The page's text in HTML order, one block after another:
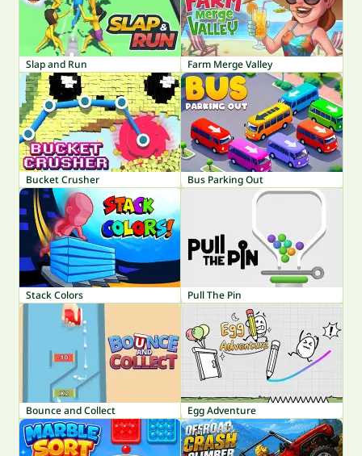
Slap and Run Farm Merge Valley
Bucket Crusher Bus Parking Out
Stack Colors Pull The Pin
Bounce and Collect Egg Adventure